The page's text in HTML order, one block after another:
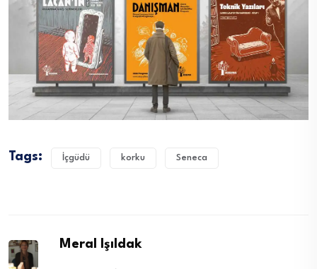
Tags: İçgüdü korku Seneca
Meral Işıldak